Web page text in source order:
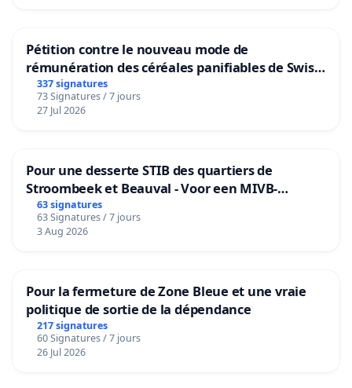
Pétition contre le nouveau mode de
rémunération des céréales panifiables de Swiss
granum basé sur la teneur en protéines
337 signatures
73 Signatures / 7 jours
27 Jul 2026
Pour une desserte STIB des quartiers de
Stroombeek et Beauval - Voor een MIVB-
bediening van de wijken Strombeek en Het
Voor
63 signatures
63 Signatures / 7 jours
3 Aug 2026
Pour la fermeture de Zone Bleue et une vraie
politique de sortie de la dépendance
217 signatures
60 Signatures / 7 jours
26 Jul 2026